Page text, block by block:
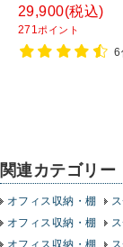
耐荷重150kg/段 天地
1812×奥行462×高さ
チール棚 スチールシ
棚 オープンラック
29,900(税込)
271ポイント
6
関連カテゴリー
オフィス収納・棚
オフィス収納・棚